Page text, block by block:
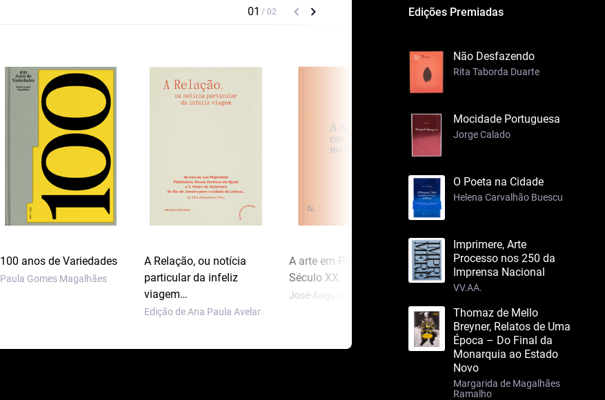
100 anos de Variedades
Paula Gomes Magalhães
A Relação, ou notícia
particular da infeliz
viagem…
Edição de Ana Paula Avelar
A arte em Portugal no
Século XX
José-Augusto França
A arte em Portugal no
Século XIX – 2 tomos
Edições Premiadas
Não Desfazendo
Rita Taborda Duarte
Mocidade Portuguesa
Jorge Calado
O Poeta na Cidade
Helena Carvalhão Buescu
Imprimere, Arte
Processo nos 250 da
Imprensa Nacional
VV.AA.
Thomaz de Mello
Breyner, Relatos de Uma
Época – Do Final da
Monarquia ao Estado
Novo
Margarida de Magalhães
Ramalho